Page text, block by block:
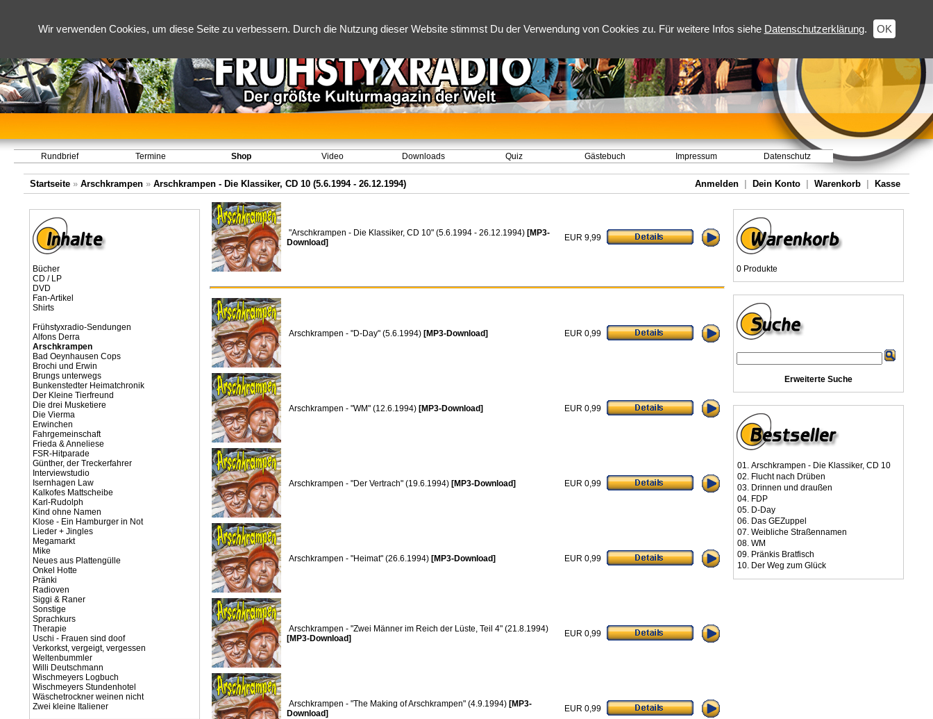
Wir verwenden Cookies, um diese Seite zu verbessern. Durch die Nutzung dieser Website stimmst Du der Verwendung von Cookies zu. Für weitere Infos siehe Datenschutzerklärung. OK
Rundbrief Termine Shop Video Downloads Quiz Gästebuch Impressum Datenschutz
Startseite » Arschkrampen » Arschkrampen - Die Klassiker, CD 10 (5.6.1994 - 26.12.1994) Anmelden Dein Konto Warenkorb Kasse
Bücher
CD / LP
DVD
Fan-Artikel
Shirts
Frühstyxradio-Sendungen
Alfons Derra
Arschkrampen
Bad Oeynhausen Cops
Brochi und Erwin
Brungs unterwegs
Bunkenstedter Heimatchronik
Der Kleine Tierfreund
Die drei Musketiere
Die Vierma
Erwinchen
Fahrgemeinschaft
Frieda & Anneliese
FSR-Hitparade
Günther, der Treckerfahrer
Interviewstudio
Isernhagen Law
Kalkofes Mattscheibe
Karl-Rudolph
Kind ohne Namen
Klose - Ein Hamburger in Not
Lieder + Jingles
Megamarkt
Mike
Neues aus Plattengülle
Onkel Hotte
Pränki
Radioven
Siggi & Raner
Sonstige
Sprachkurs
Therapie
Uschi - Frauen sind doof
Verkorkst, vergeigt, vergessen
Weltenbummler
Willi Deutschmann
Wischmeyers Logbuch
Wischmeyers Stundenhotel
Wäschetrockner weinen nicht
Zwei kleine Italiener
"Arschkrampen - Die Klassiker, CD 10" (5.6.1994 - 26.12.1994) [MP3-
Download]
EUR 9,99
Arschkrampen - "D-Day" (5.6.1994) [MP3-Download] EUR 0,99
Arschkrampen - "WM" (12.6.1994) [MP3-Download] EUR 0,99
Arschkrampen - "Der Vertrach" (19.6.1994) [MP3-Download] EUR 0,99
Arschkrampen - "Heimat" (26.6.1994) [MP3-Download] EUR 0,99
Arschkrampen - "Zwei Männer im Reich der Lüste, Teil 4" (21.8.1994)
[MP3-Download]
EUR 0,99
Arschkrampen - "The Making of Arschkrampen" (4.9.1994) [MP3-
Download]
EUR 0,99
0 Produkte
Erweiterte Suche
01. Arschkrampen - Die Klassiker, CD 10
02. Flucht nach Drüben
03. Drinnen und draußen
04. FDP
05. D-Day
06. Das GEZuppel
07. Weibliche Straßennamen
08. WM
09. Pränkis Bratfisch
10. Der Weg zum Glück